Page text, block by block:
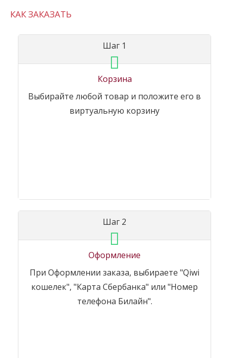
КАК ЗАКАЗАТЬ
Шаг 1
Корзина
Выбирайте любой товар и положите его в
виртуальную корзину
Шаг 2
Оформление
При Оформлении заказа, выбираете "Qiwi
кошелек", "Карта Сбербанка" или "Номер
телефона Билайн".